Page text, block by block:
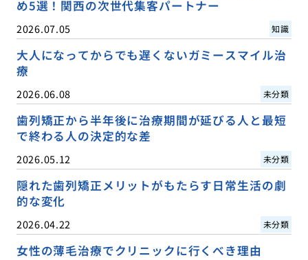
め5選！関西の次世代集客パートナー
2026.07.05 知識
大人になってからでも遅くないガミースマイル治
療
2026.06.08 未分類
歯列矯正から半年後に治療期間が延びる人と最短
で終わる人の決定的な差
2026.05.12 未分類
隠れた歯列矯正メリットがもたらす日常生活の劇
的な変化
2026.04.22 未分類
女性の薄毛治療でクリニックに行くべき理由